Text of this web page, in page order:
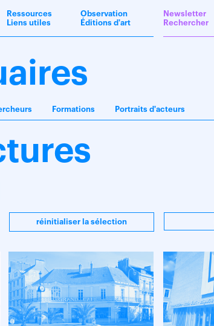
Ressources
Liens utiles
Observation
Éditions d'art
Newsletter
Rechercher
Formations Portraits d'acteurs
réinitialiser la sélection